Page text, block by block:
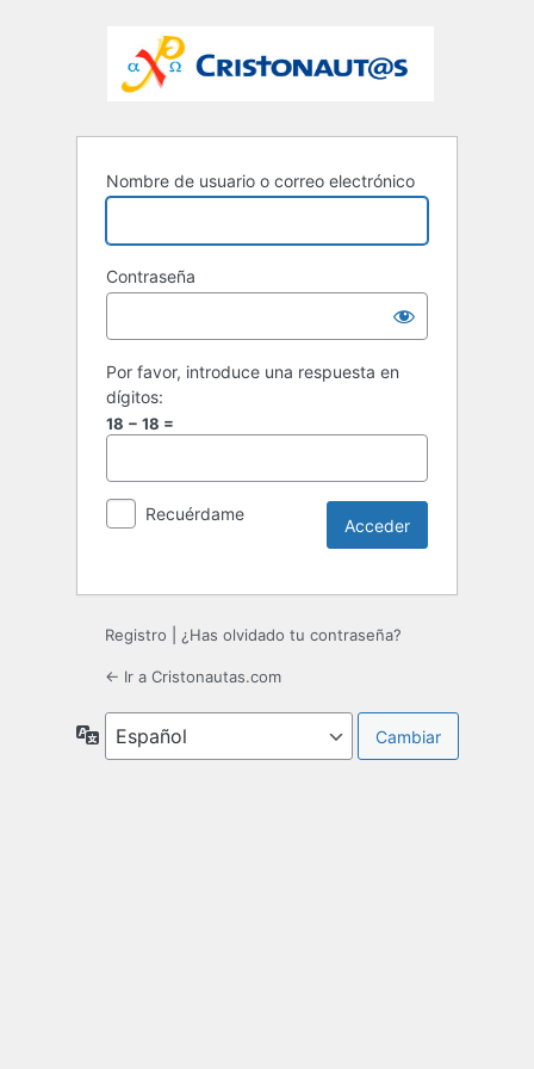
Nombre de usuario o correo electrónico
Contraseña
Por favor, introduce una respuesta en
dígitos:
18 − 18 =
Recuérdame
Registro ¿Has olvidado tu contraseña?
← Ir a Cristonautas.com
Idioma